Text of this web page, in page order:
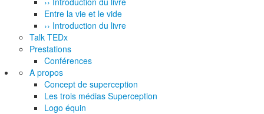
Entre la vie et le vide
›› Introduction du livre
Talk TEDx
Prestations
Conférences
A propos
Concept de superception
Les trois médias Superception
Logo équin